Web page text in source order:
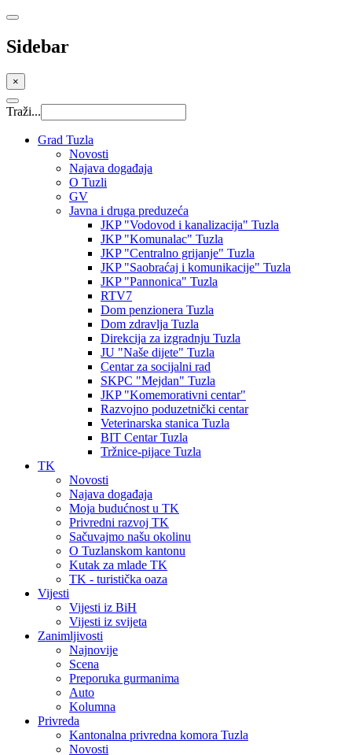
Sidebar
×
Traži...
Grad Tuzla
Novosti
Najava događaja
O Tuzli
GV
Javna i druga preduzeća
JKP "Vodovod i kanalizacija" Tuzla
JKP "Komunalac" Tuzla
JKP "Centralno grijanje" Tuzla
JKP "Saobraćaj i komunikacije" Tuzla
JKP "Pannonica" Tuzla
RTV7
Dom penzionera Tuzla
Dom zdravlja Tuzla
Direkcija za izgradnju Tuzla
JU "Naše dijete" Tuzla
Centar za socijalni rad
SKPC "Mejdan" Tuzla
JKP "Komemorativni centar"
Razvojno poduzetnički centar
Veterinarska stanica Tuzla
BIT Centar Tuzla
Tržnice-pijace Tuzla
TK
Novosti
Najava događaja
Moja budućnost u TK
Privredni razvoj TK
Sačuvajmo našu okolinu
O Tuzlanskom kantonu
Kutak za mlade TK
TK - turistička oaza
Vijesti
Vijesti iz BiH
Vijesti iz svijeta
Zanimljivosti
Najnovije
Scena
Preporuka gurmanima
Auto
Kolumna
Privreda
Kantonalna privredna komora Tuzla
Novosti